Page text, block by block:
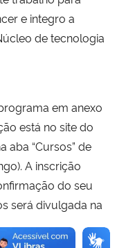
e integro a
de tecnologia
em anexo
está no site do
aba “Cursos” de
A inscrição
do seu
será divulgada na